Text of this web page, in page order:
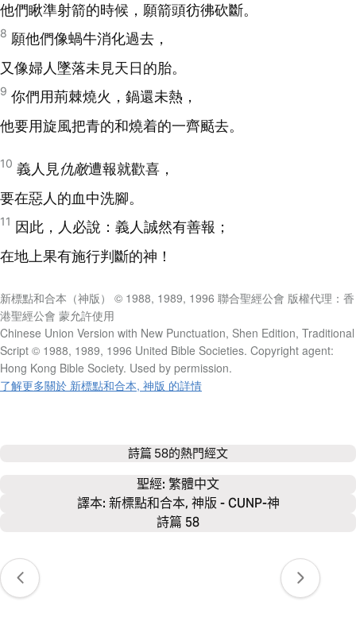
他們瞅準射箭的時候，願箭頭彷彿砍斷。
8 願他們像蝸牛消化過去，
又像婦人墜落未見天日的胎。
9 你們用荊棘燒火，鍋還未熱，
他要用旋風把青的和燒着的一齊颳去。
10 義人見仇敵遭報就歡喜，
要在惡人的血中洗腳。
11 因此，人必說：義人誠然有善報；
在地上果有施行判斷的神！
新標點和合本（神版） © 1988, 1989, 1996 聯合聖經公會 版權代理：香
港聖經公會 蒙允許使用
Chinese Union Version with New Punctuation, Shen Edition, Traditional
Script © 1988, 1989, 1996 United Bible Societies. Copyright agent:
Hong Kong Bible Society. Used by permission.
了解更多關於 新標點和合本, 神版 的詳情
詩篇 58的熱門經文
聖經: 繁體中文
譯本: 新標點和合本, 神版 - CUNP-神
詩篇 58